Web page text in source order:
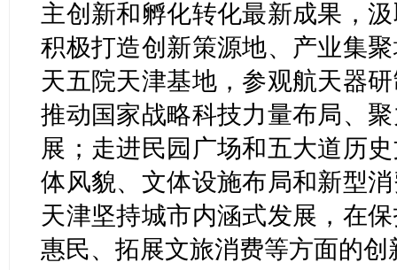
主创新和孵化转化最新成果，
积极打造创新策源地、产业集
天五院天津基地，参观航天器
推动国家战略科技力量布局、
展；走进民园广场和五大道历
体风貌、文体设施布局和新型
天津坚持城市内涵式发展，在
惠民、拓展文旅消费等方面的创